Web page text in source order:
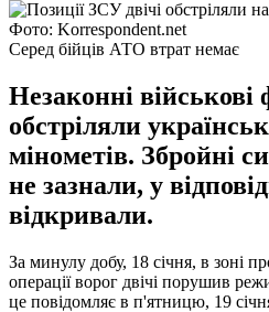
Фото: Korrespondent.net
Серед бійців АТО втрат немає
Незаконні
обстріляли
мінометів. Збройні
не зазнали, у
відкривали.
За минулу добу, 18 січня, в зоні
операції ворог двічі порушив
це повідомляє в п'ятницю, 19